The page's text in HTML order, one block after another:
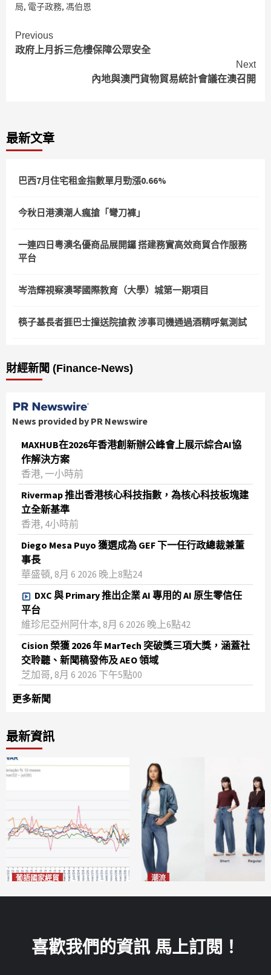
局, 電子政務, 馮伯恩
Continue
Reading
Previous
政府上月拆三危樓保障公眾安全
Next
內地與澳門貨物貿易統計會議在澳召開
最新文章
巴西7月住宅租金指數單月勁漲0.66%
今秋日港澳潮人瘋搶「彎刀褲」
一連四日粵澳名優商品展開鑼 搭建務實高效商貿合作服務
平台
岑浩輝視察澳琴國際教育（大學）城第一期項目
筷子基長者捱巴士撞送院搶救 涉事司機通過酒精呼氣測試
財經新聞 (Finance-News)
News provided by PR Newswire
MAXHUB在2026年香港創新辦公峰會上展示綜合AI協
作解決方案
香港, 一小時前
Rivermap 推出香港核心科技指數，為核心科技板塊建
立全新基準
香港, 4小時前
Diego Mesa Puyo 獲選成為 GEF 下一任行政總裁兼董
事長
華盛頓, 8月 6 2026 晚上8點24
DXC 與 Primary 推出企業 AI 專用的 AI 原生零信任
平台
維珍尼亞州阿什本, 8月 6 2026 晚上6點42
Cision 榮獲 2026 年 MarTech 突破獎三項大獎，涵蓋社
交聆聽、新聞稿發佈及 AEO 領域
芝加哥, 8月 6 2026 下午5點00
更多新聞
最新資訊
葡語國家經貿 潮流
喜歡我們的資訊 馬上訂閱！